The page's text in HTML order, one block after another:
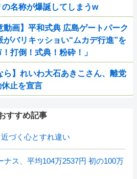
の名称が爆誕してしまうw
動画】平和式典 広島ゲートパーク
がバリキッショい“ムカデ行進”を
打倒！式典！粉砕！」
ら】れいわ大石あきこさん、離党
止を宣言
すすめ記事
づく心とすれ違い
ナス、平均104万2537円 初の100万